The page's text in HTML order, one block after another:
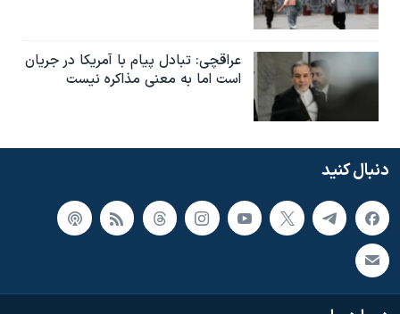
عراقچی: تبادل پیام با آمریکا در جریان
است اما به معنی مذاکره نیست
دنبال کنید